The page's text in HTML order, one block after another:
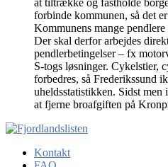
at tiltrække og fastholde
forbinde kommunen, så det
Kommunens mange
Der skal derfor arbejdes
pendlerbetingelser – fx
S-togs løsninger. Cykelstier,
forbedres, så Frederikssund
uheldsstatistikken. Sidst
at fjerne broafgiften på
Kontakt